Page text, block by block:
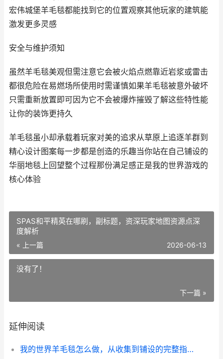
宏伟城堡羊毛毯都能找到它的位置观察其他玩家的建筑能
激发更多灵感
安全与维护须知
虽然羊毛毯美观但需注意它会被火焰点燃靠近岩浆或雷击
都很危险在易燃场所使用时需谨慎如果羊毛毯被意外破坏
只需重新放置即可因为它不会被爆炸摧毁了解这些特性能
让你的装饰更持久
羊毛毯虽小却承载着玩家对美的追求从草原上追逐羊群到
精心设计图案每一步都是创造的乐趣当你站在自己铺设的
华丽地毯上回望整个过程那份满足感正是我的世界游戏的
核心体验
SPAS和平精英在哪刷，副标题，资深玩家地图资源点深
度解析
« 上一篇 2026-06-13
没有了！
下一篇 »
延伸阅读
我的世界羊毛毯怎么做，从收集到铺设的完整指南